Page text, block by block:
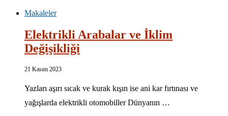
Makaleler
Elektrikli Arabalar ve İklim
Değişikliği
21 Kasım 2023
Yazları aşırı sıcak ve kurak kışın ise ani kar fırtınası ve
yağışlarda elektrikli otomobiller Dünyanın …